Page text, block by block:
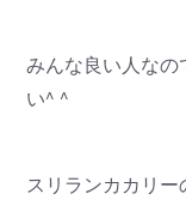
みんな良い人な
い^ ^
スリランカカリー